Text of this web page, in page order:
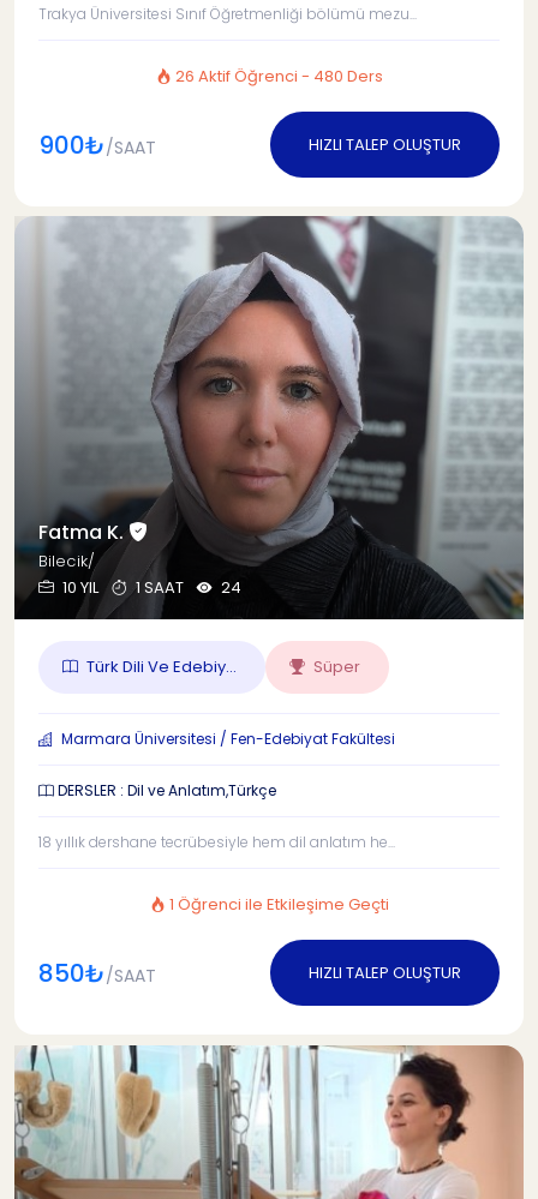
Trakya Üniversitesi Sınıf Öğretmenliği bölümü mezu...
26 Aktif Öğrenci - 480 Ders
900₺/SAAT HIZLI TALEP OLUŞTUR
Fatma K.
Bilecik/
10 YIL
1 SAAT 24
Türk Dili Ve Edebiy... Süper
Marmara Üniversitesi / Fen-Edebiyat Fakültesi
DERSLER : Dil ve Anlatım,Türkçe
18 yıllık dershane tecrübesiyle hem dil anlatım he...
1 Öğrenci ile Etkileşime Geçti
850₺/SAAT HIZLI TALEP OLUŞTUR